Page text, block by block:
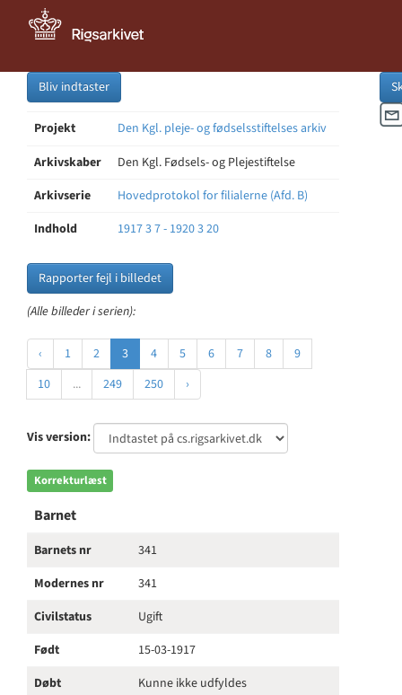
Bliv indtaster
Projekt
Den Kgl. pleje- og fødselsstiftelses arkiv
Arkivskaber
Den Kgl. Fødsels- og Plejestiftelse
Arkivserie
Hovedprotokol for filialerne (Afd. B)
Indhold
1917 3 7 - 1920 3 20
Rapporter fejl i billedet
(Alle billeder i serien):
‹ 1 2 3 4 5 6 7 8
9
10
... 249 250 ›
Vis version:
Korrekturlæst
Barnet
Barnets nr
341
Modernes nr
341
Civilstatus
Ugift
Født
15-03-1917
Døbt
Kunne ikke udfyldes